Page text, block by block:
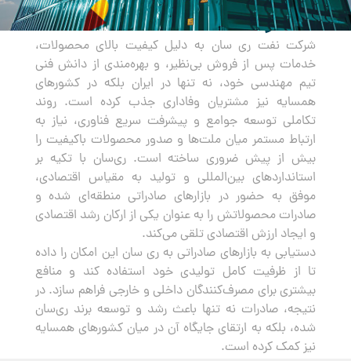
صادرات
شرکت نفت ری سان به دلیل کیفیت بالای محصولات،
خدمات پس از فروش بی‌نظیر، و بهره‌مندی از دانش فنی
تیم مهندسی خود، نه تنها در ایران بلکه در کشورهای
همسایه نیز مشتریان وفاداری جذب کرده است. روند
تکاملی توسعه جوامع و پیشرفت سریع فناوری، نیاز به
ارتباط مستمر میان ملت‌ها و صدور محصولات باکیفیت را
بیش از پیش ضروری ساخته است. ری‌سان با تکیه بر
استانداردهای بین‌المللی و تولید به مقیاس اقتصادی،
موفق به حضور در بازارهای صادراتی منطقه‌ای شده و
صادرات محصولاتش را به عنوان یکی از ارکان رشد اقتصادی
و ایجاد ارزش اقتصادی تلقی می‌کند.
دستیابی به بازارهای صادراتی به ری سان این امکان را داده
تا از ظرفیت کامل تولیدی خود استفاده کند و منافع
بیشتری برای مصرف‌کنندگان داخلی و خارجی فراهم سازد. در
نتیجه، صادرات نه تنها باعث رشد و توسعه برند ری‌سان
شده، بلکه به ارتقای جایگاه آن در میان کشورهای همسایه
نیز کمک کرده است.